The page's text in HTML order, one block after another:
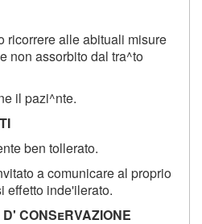
ricorrere alle abituali misure
non assorbito dal tra^to
il pazi^nte.
ben tollerato.
a comunicare al proprio
effetto inde'ilerato.
CONSeRVAZIONE